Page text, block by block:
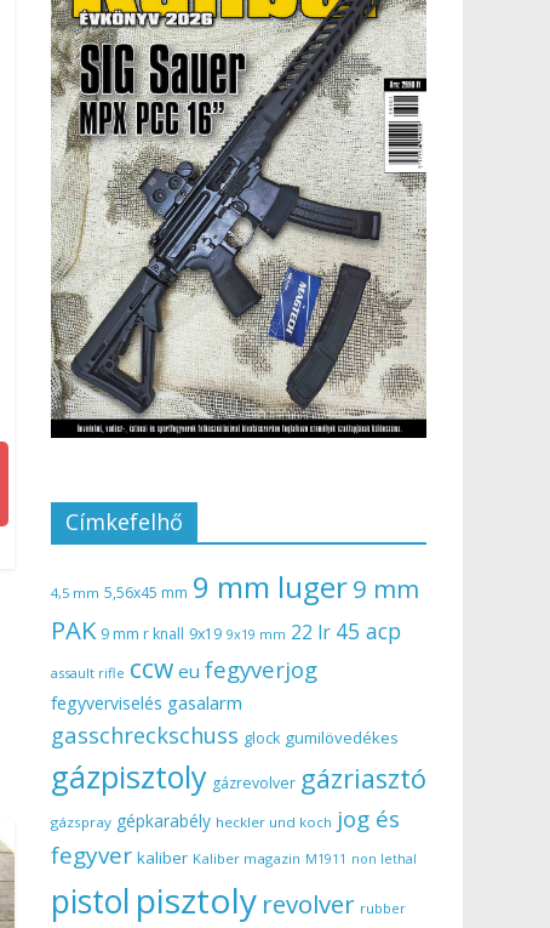
Címkefelhő
4,5 mm 5,56x45 mm 9 mm luger9 mm
PAK 9 mm r knall 9x19 9x19 mm 22 lr 45 acp
assault rifle ccw eu fegyverjog
fegyverviselés gasalarm
gasschreckschuss glock gumilövedékes
gázpisztoly gázrevolver gázriasztó
gázspray gépkarabély heckler und koch jog és
fegyver kaliber Kaliber magazin M1911 non lethal
pistol pisztoly revolver rubber